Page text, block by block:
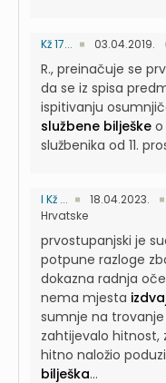
Kž 17... 03.04.2019.
R., preinačuje se
da se iz spisa
ispitivanju
službene bilješke o
službenika od 11.
I Kž ... 18.04.2023.
Hrvatske
prvostupanjski je
potpune razloge
dokazna radnja
nema mjesta
sumnje na
zahtijevalo hitnost,
hitno naložio
bilješka...